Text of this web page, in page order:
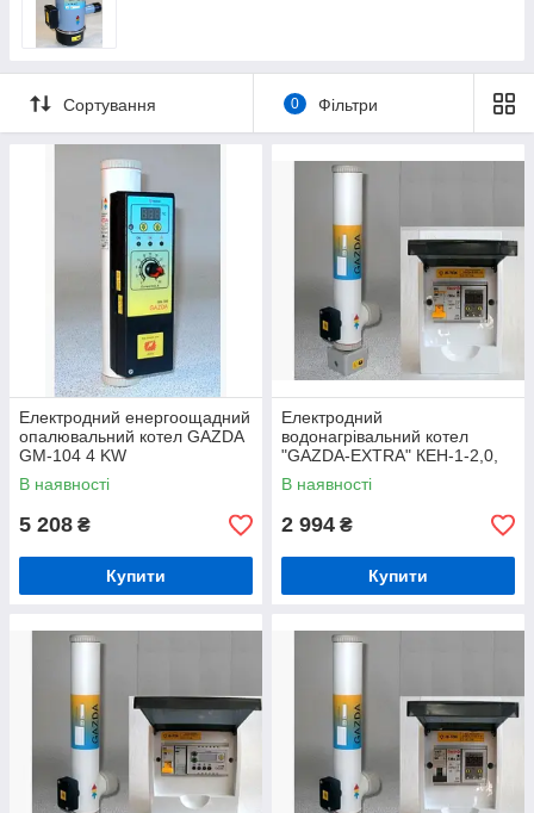
Сортування 0 Фільтри
Електродний енергоощадний
опалювальний котел GAZDA
GM-104 4 KW
В наявності
5 208 ₴
Купити
Електродний
водонагрівальний котел
"GAZDA-EXTRA" КЕН-1-2,0,
2-3 КВТ із комплектом
автоматики
В наявності
2 994 ₴
Купити